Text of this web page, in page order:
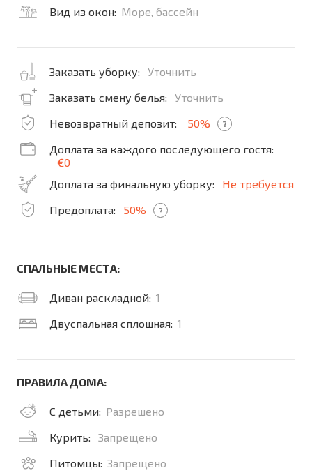
Вид из окон: Море, бассейн
Заказать уборку:
Уточнить
Заказать смену белья:
Уточнить
Невозвратный депозит:
50% ?
Доплата за каждого последующего гостя:
€0
Доплата за финальную уборку:
Не требуется
Предоплата:
50% ?
СПАЛЬНЫЕ МЕСТА:
Диван раскладной: 1
Двуспальная сплошная: 1
ПРАВИЛА ДОМА:
С детьми: Разрешено
Курить:
Запрещено
Питомцы: Запрещено